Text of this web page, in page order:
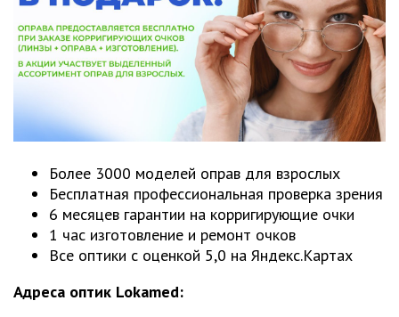
Более 3000 моделей оправ для взрослых
Бесплатная профессиональная проверка зрения
6 месяцев гарантии на корригирующие очки
1 час изготовление и ремонт очков
Все оптики с оценкой 5,0 на Яндекс.Картах
Адреса оптик Lokamed: